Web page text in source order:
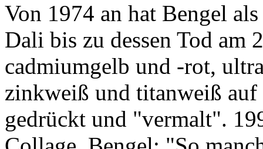
Von 1974 an hat Bengel
Dali bis zu dessen Tod am
cadmiumgelb und -rot,
zinkweiß und titanweiß
gedrückt und "vermalt".